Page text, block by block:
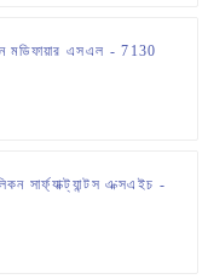
মডিফায়ার এসএল - 7130
সার্ফ্যাক্ট্যান্টস এক্সএইচ -